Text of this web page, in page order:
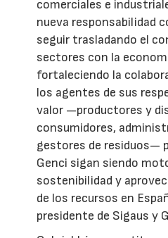
comerciales e
nueva responsabilidad
seguir trasladando el
sectores con la
fortaleciendo la
los agentes de sus
valor —productores y
consumidores,
gestores de residuos—
Genci sigan siendo
sostenibilidad y
de los recursos en
presidente de Sigaus y